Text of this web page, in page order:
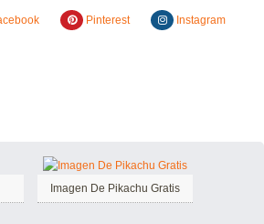
Pinterest
Instagram
Imagen De Pikachu Gratis